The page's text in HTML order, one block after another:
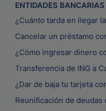
ENTIDADES BANCARIAS
¿Cuánto tarda en llegar
Cancelar un préstamo
¿Cómo ingresar dinero
Transferencia de ING a
¿Dar de baja tu tarjeta
Reunificación de deudas